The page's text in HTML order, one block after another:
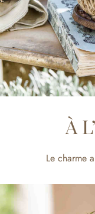
À
Le charme